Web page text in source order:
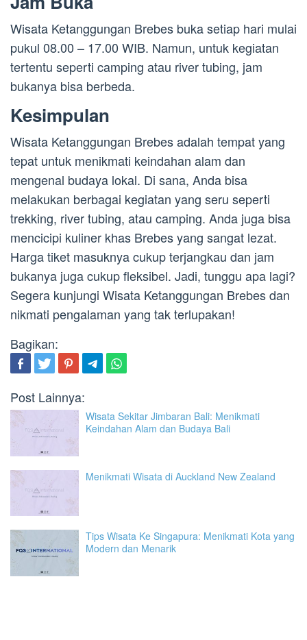
Wisata Ketanggungan Brebes buka setiap hari mulai
pukul 08.00 – 17.00 WIB. Namun, untuk kegiatan
tertentu seperti camping atau river tubing, jam
bukanya bisa berbeda.
Kesimpulan
Wisata Ketanggungan Brebes adalah tempat yang
tepat untuk menikmati keindahan alam dan
mengenal budaya lokal. Di sana, Anda bisa
melakukan berbagai kegiatan yang seru seperti
trekking, river tubing, atau camping. Anda juga bisa
mencicipi kuliner khas Brebes yang sangat lezat.
Harga tiket masuknya cukup terjangkau dan jam
bukanya juga cukup fleksibel. Jadi, tunggu apa lagi?
Segera kunjungi Wisata Ketanggungan Brebes dan
nikmati pengalaman yang tak terlupakan!
Bagikan:
Post Lainnya:
Wisata Sekitar Jimbaran Bali: Menikmati
Keindahan Alam dan Budaya Bali
Menikmati Wisata di Auckland New Zealand
Tips Wisata Ke Singapura: Menikmati Kota yang
Modern dan Menarik